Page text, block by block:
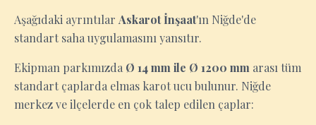
Aşağıdaki ayrıntılar Askarot İnşaat'ın Niğde'de
standart saha uygulamasını yansıtır.
Ekipman parkımızda Ø 14 mm ile Ø 1200 mm arası tüm
standart çaplarda elmas karot ucu bulunur. Niğde
merkez ve ilçelerde en çok talep edilen çaplar: